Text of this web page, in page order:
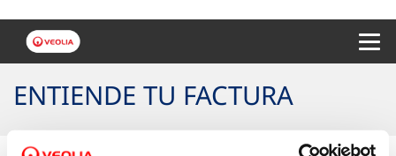
ENTIENDE TU FACTURA